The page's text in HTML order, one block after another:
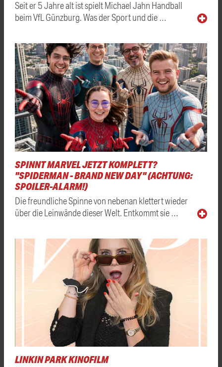
Seit er 5 Jahre alt ist spielt Michael Jahn Handball
beim VfL Günzburg. Was der Sport und die …
SPINNT MARVEL JETZT KOMPLETT?
"SPIDERMAN - BRAND NEW DAY" (ACHTUNG:
SPOILER-ALARM!)
Die freundliche Spinne von nebenan klettert wieder
über die Leinwände dieser Welt. Entkommt sie …
LINKIN PARK KINOFILM